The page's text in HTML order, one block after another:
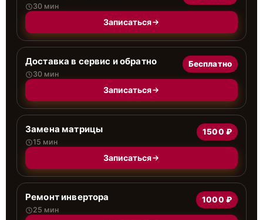
30 мин
Записаться
Доставка в сервис и обратно
30 мин
Бесплатно
Записаться
Замена матрицы
15 мин
1500 ₽
Записаться
Ремонт инвертора
25 мин
1000 ₽